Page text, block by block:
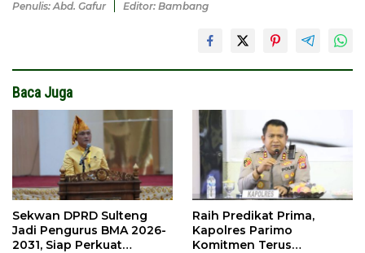
Penulis: Abd. Gafur Editor: Bambang
Baca Juga
Sekwan DPRD Sulteng
Jadi Pengurus BMA 2026-
2031, Siap Perkuat
Raih Predikat Prima,
Kapolres Parimo
Komitmen Terus